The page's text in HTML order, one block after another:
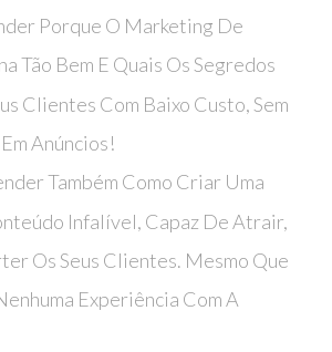
Porque O Marketing De
Tão Bem E Quais Os Segredos
Clientes Com Baixo Custo, Sem
Anúncios!
Também Como Criar Uma
Infalível, Capaz De Atrair,
Os Seus Clientes. Mesmo Que
Experiência Com A